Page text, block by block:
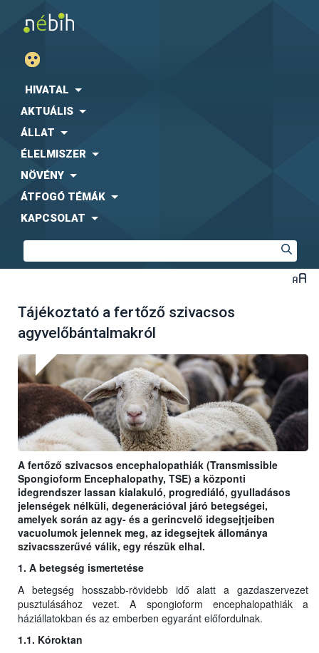
HIVATAL
AKTUÁLIS
ÁLLAT
ÉLELMISZER
NÖVÉNY
ÁTFOGÓ TÉMÁK
KAPCSOLAT
Tájékoztató a fertőző szivacsos
agyvelőbántalmakról
A fertőző szivacsos encephalopathiák (Transmissible
Spongioform Encephalopathy, TSE) a központi
idegrendszer lassan kialakuló, progrediáló, gyulladásos
jelenségek nélküli, degenerációval járó betegségei,
amelyek során az agy- és a gerincvelő idegsejtjeiben
vacuolumok jelennek meg, az idegsejtek állománya
szivacsszerűvé válik, egy részük elhal.
1. A betegség ismertetése
A betegség hosszabb-rövidebb idő alatt a gazdaszervezet
pusztulásához vezet. A spongioform encephalopathiák a
háziállatokban és az emberben egyaránt előfordulnak.
1.1. Kóroktan